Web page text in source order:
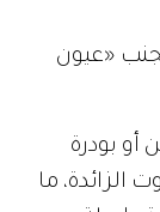
«عيون
أو بودرة
الزائدة، ما